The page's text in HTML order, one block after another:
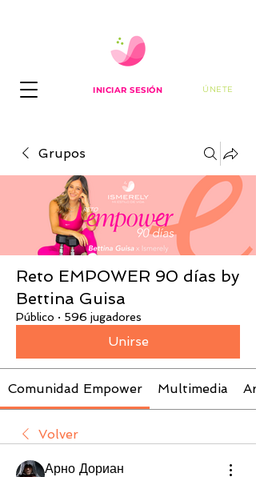
INICIAR SESIÓN ÚNETE
Grupos
Reto EMPOWER 90 días by
Bettina Guisa
Público · 596 jugadores
Unirse
Comunidad Empower Multimedia
Volver
Арно Дориан